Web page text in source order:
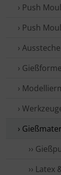
› Push
› Push
›
›
›
›
›
››
›› Latex